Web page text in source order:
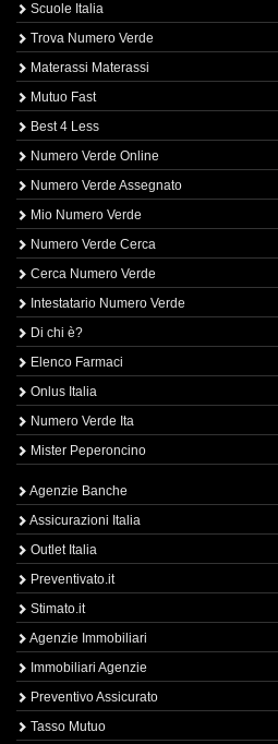
Scuole Italia
Trova Numero Verde
Materassi Materassi
Mutuo Fast
Best 4 Less
Numero Verde Online
Numero Verde Assegnato
Mio Numero Verde
Numero Verde Cerca
Cerca Numero Verde
Intestatario Numero Verde
Di chi è?
Elenco Farmaci
Onlus Italia
Numero Verde Ita
Mister Peperoncino
Agenzie Banche
Assicurazioni Italia
Outlet Italia
Preventivato.it
Stimato.it
Agenzie Immobiliari
Immobiliari Agenzie
Preventivo Assicurato
Tasso Mutuo